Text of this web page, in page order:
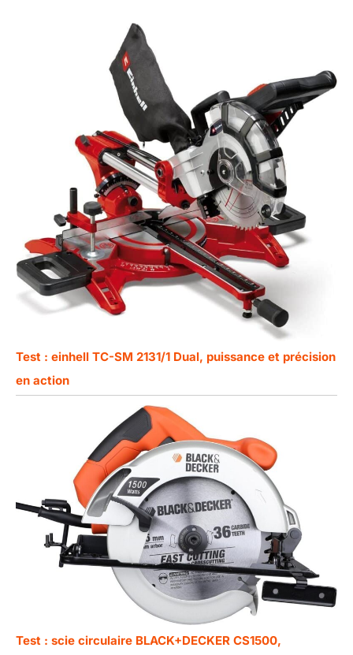
Test : einhell TC-SM 2131/1 Dual, puissance et précision
en action
Test : scie circulaire BLACK+DECKER CS1500,